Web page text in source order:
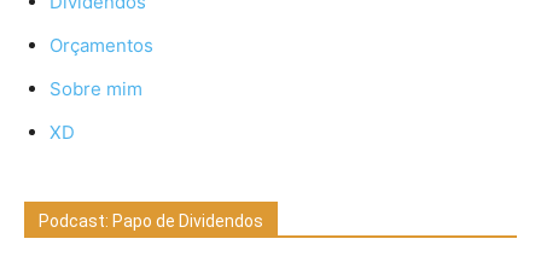
Orçamentos
Sobre mim
XD
Podcast: Papo de Dividendos